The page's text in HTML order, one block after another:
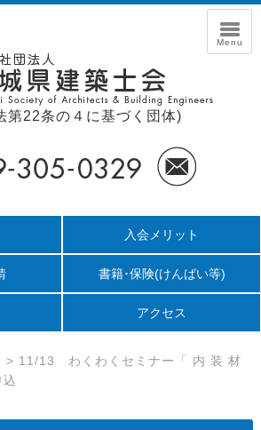
第22条の４に基づく団体)
入会メリット
書籍･保険(けんばい等)
アクセス
> 11/13 わくわくセミナー「 内 装 材